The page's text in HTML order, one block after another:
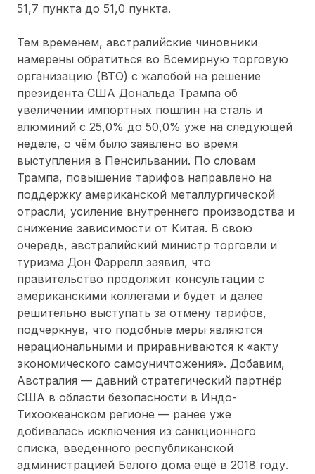
51,7 пункта до 51,0 пункта.
Тем временем, австралийские чиновники
намерены обратиться во Всемирную торговую
организацию (ВТО) с жалобой на решение
президента США Дональда Трампа об
увеличении импортных пошлин на сталь и
алюминий с 25,0% до 50,0% уже на следующей
неделе, о чём было заявлено во время
выступления в Пенсильвании. По словам
Трампа, повышение тарифов направлено на
поддержку американской металлургической
отрасли, усиление внутреннего производства и
снижение зависимости от Китая. В свою
очередь, австралийский министр торговли и
туризма Дон Фаррелл заявил, что
правительство продолжит консультации с
американскими коллегами и будет и далее
решительно выступать за отмену тарифов,
подчеркнув, что подобные меры являются
нерациональными и приравниваются к «акту
экономического самоуничтожения». Добавим,
Австралия — давний стратегический партнёр
США в области безопасности в Индо-
Тихоокеанском регионе — ранее уже
добивалась исключения из санкционного
списка, введённого республиканской
администрацией Белого дома ещё в 2018 году.